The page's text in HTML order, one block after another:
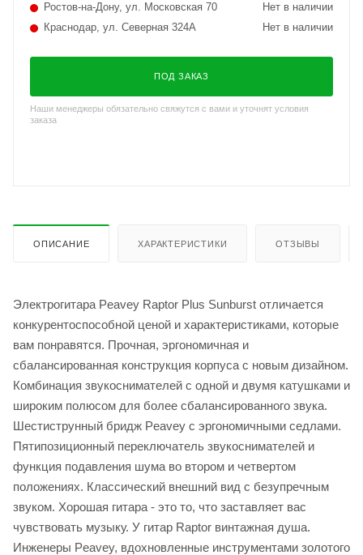
Краснодар, ул. Северная 324А Нет в наличии
Ростов-на-Дону, ул. Московская 70 Нет в наличии
ПОД ЗАКАЗ
Наши менеджеры обязательно свяжутся с вами и уточнят условия
заказа
ОПИСАНИЕ ХАРАКТЕРИСТИКИ ОТЗЫВЫ
Электрогитара Peavey Raptor Plus Sunburst отличается
конкурентоспособной ценой и характеристиками, которые
вам понравятся. Прочная, эргономичная и
сбалансированная конструкция корпуса с новым дизайном.
Комбинация звукоснимателей с одной и двумя катушками и
широким полюсом для более сбалансированного звука.
Шестиструнный бридж Peavey с эргономичными седлами.
Пятипозиционный переключатель звукоснимателей и
функция подавления шума во втором и четвертом
положениях. Классический внешний вид с безупречным
звуком. Хорошая гитара - это то, что заставляет вас
чувствовать музыку. У гитар Raptor винтажная душа.
Инженеры Peavey, вдохновленные инструментами золотого